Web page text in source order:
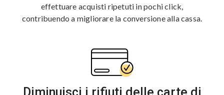
effettuare acquisti ripetuti in pochi click,
contribuendo a migliorare la conversione alla cassa.